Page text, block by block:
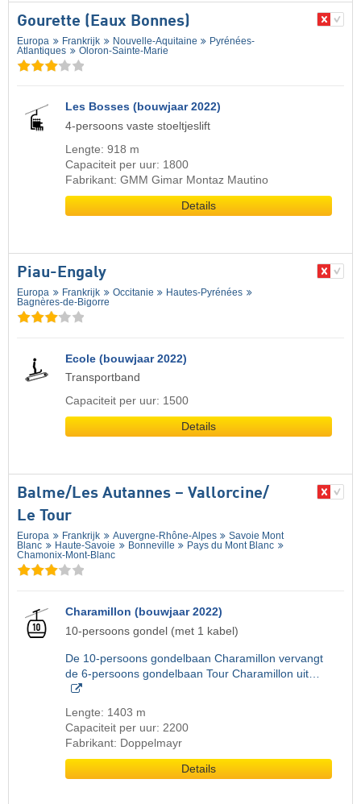
Gourette (Eaux Bonnes)
Europa Frankrijk Nouvelle-Aquitaine
Pyrénées-
Atlantiques
Oloron-Sainte-Marie
Les Bosses (bouwjaar 2022)
4-persoons vaste stoeltjeslift
Lengte: 918 m
Capaciteit per uur: 1800
Fabrikant: GMM Gimar Montaz Mautino
Details
Piau-Engaly
Europa Frankrijk Occitanie
Hautes-Pyrénées
Bagnères-de-Bigorre
Ecole (bouwjaar 2022)
Transportband
Capaciteit per uur: 1500
Details
Balme/​Les Autannes – Vallorcine/​
Le Tour
Europa Frankrijk Auvergne-Rhône-Alpes
Savoie Mont
Blanc
Haute-Savoie Bonneville
Pays du Mont Blanc
Chamonix-Mont-Blanc
Charamillon (bouwjaar 2022)
10-persoons gondel (met 1 kabel)
De 10-persoons gondelbaan Charamillon vervangt
de 6-persoons gondelbaan Tour Charamillon uit…
Lengte: 1403 m
Capaciteit per uur: 2200
Fabrikant: Doppelmayr
Details